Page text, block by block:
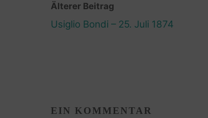
Älterer Beitrag
Usiglio Bondi – 25. Juli 1874
EIN KOMMENTAR